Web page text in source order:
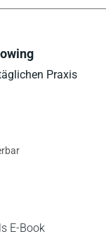
Praxis
E-Book